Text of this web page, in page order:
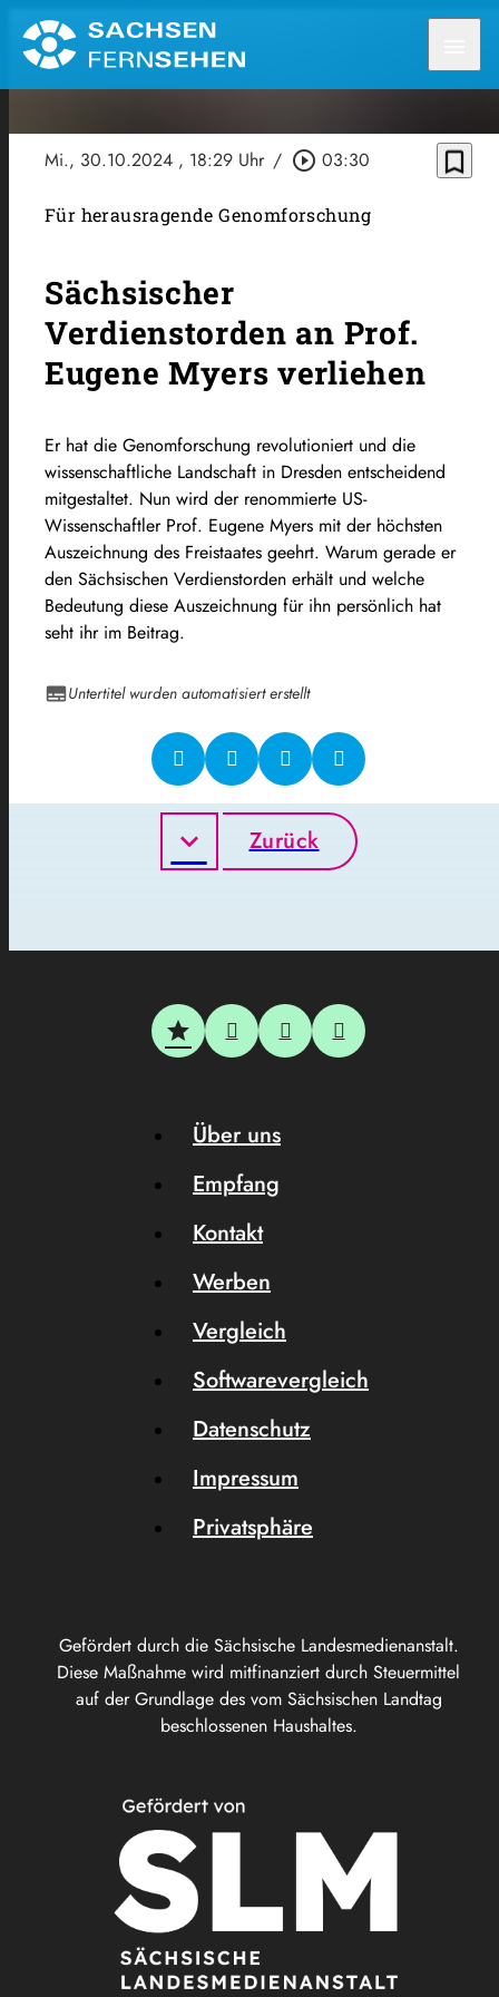
Mi., 30.10.2024 , 18:29 Uhr / play_circle_outline 03:30 bookmark_border
Für herausragende Genomforschung
Sächsischer
Verdienstorden an Prof.
Eugene Myers verliehen
Er hat die Genomforschung revolutioniert und die
wissenschaftliche Landschaft in Dresden entscheidend
mitgestaltet. Nun wird der renommierte US-
Wissenschaftler Prof. Eugene Myers mit der höchsten
Auszeichnung des Freistaates geehrt. Warum gerade er
den Sächsischen Verdienstorden erhält und welche
Bedeutung diese Auszeichnung für ihn persönlich hat
seht ihr im Beitrag.
Untertitel wurden automatisiert erstellt
Zurück
Gefördert durch die Sächsische Landesmedienanstalt.
Diese Maßnahme wird mitfinanziert durch Steuermittel
auf der Grundlage des vom Sächsischen Landtag
beschlossenen Haushaltes.
Über uns
Empfang
Kontakt
Werben
Vergleich
Softwarevergleich
Datenschutz
Impressum
Privatsphäre